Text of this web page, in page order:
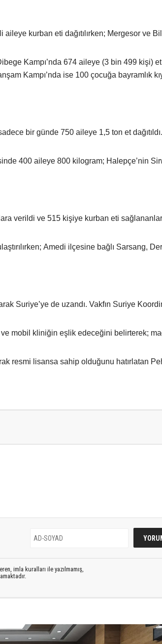
aileye kurban eti dağıtılırken; Mergesor
Kampı’nda 674 aileye (3 bin 499 kişi)
Kampı’nda ise 100 çocuğa bayramlık
bir günde 750 aileye 1,5 ton et dağıtıldı.
400 aileye 800 kilogram; Halepçe’nin
verildi ve 515 kişiye kurban eti sağlananlar
Amedi ilçesine bağlı Sarsang,
Suriye’ye de uzandı. Vakfın Suriye
ve mobil kliniğin eşlik edeceğini belirterek;
resmi lisansa sahip olduğunu hatırlatan
imla kuralları ile yazılmamış,